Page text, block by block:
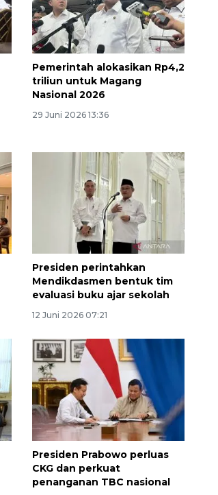
Pemerintah alokasikan Rp4,2
triliun untuk Magang
Nasional 2026
29 Juni 2026 13:36
Presiden perintahkan
Mendikdasmen bentuk tim
evaluasi buku ajar sekolah
12 Juni 2026 07:21
Presiden Prabowo perluas
CKG dan perkuat
penanganan TBC nasional